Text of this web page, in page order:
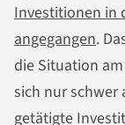
Investitionen in
angegangen.
die Situation
sich nur schwer
getätigte